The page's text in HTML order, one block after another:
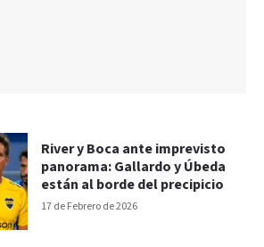
17 de Febrero de 2026
River y Boca ante imprevisto
panorama: Gallardo y Úbeda
están al borde del precipicio